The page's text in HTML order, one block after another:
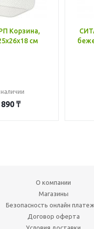
Корзина,
см
₸
О компании
Магазины
Безопасность онлайн
Договор оферта
Условия доставки